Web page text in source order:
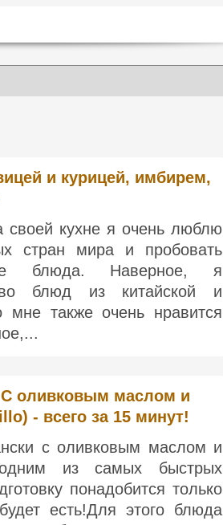
и курицей, имбирем,
кухне я очень люблю
стран мира и пробовать
блюда. Наверное, я
блюд из китайской и
мне также очень нравится
С оливковым маслом и
- всего за 15 минут!
с оливковым маслом и
одним из самых быстрых
понадобится только
есть!Для этого блюда